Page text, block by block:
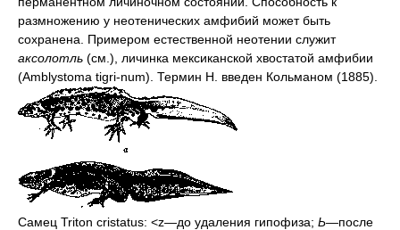
размножению у неотенических амфибий может быть
сохранена. Примером естественной неотении служит
аксолотль (см.), личинка мексиканской хвостатой амфибии
(Amblystoma tigri-num). Термин Н. введен Кольманом (1885).
Самец Triton cristatus: <z—до удаления гипофиза; Ь—после